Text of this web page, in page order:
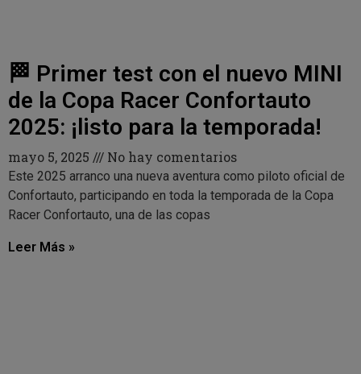
🏁 Primer test con el nuevo MINI
de la Copa Racer Confortauto
2025: ¡listo para la temporada!
mayo 5, 2025 No hay comentarios
Este 2025 arranco una nueva aventura como piloto oficial de
Confortauto, participando en toda la temporada de la Copa
Racer Confortauto, una de las copas
Leer Más »